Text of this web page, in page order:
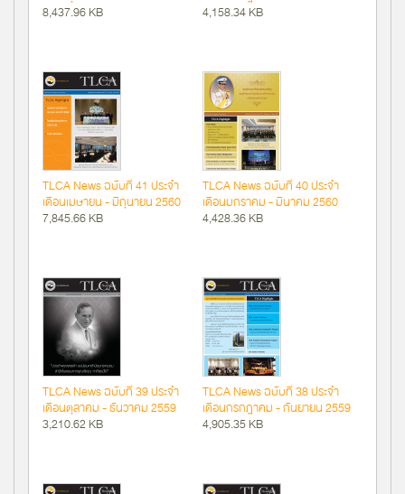
8,437.96 KB
4,158.34 KB
TLCA News ฉบับที่ 41 ประจำ
เดือนเมษายน - มิถุนายน 2560
7,845.66 KB
TLCA News ฉบับที่ 40 ประจำ
เดือนมกราคม - มีนาคม 2560
4,428.36 KB
TLCA News ฉบับที่ 39 ประจำ
เดือนตุลาคม - ธันวาคม 2559
3,210.62 KB
TLCA News ฉบับที่ 38 ประจำ
เดือนกรกฎาคม - กันยายน 2559
4,905.35 KB